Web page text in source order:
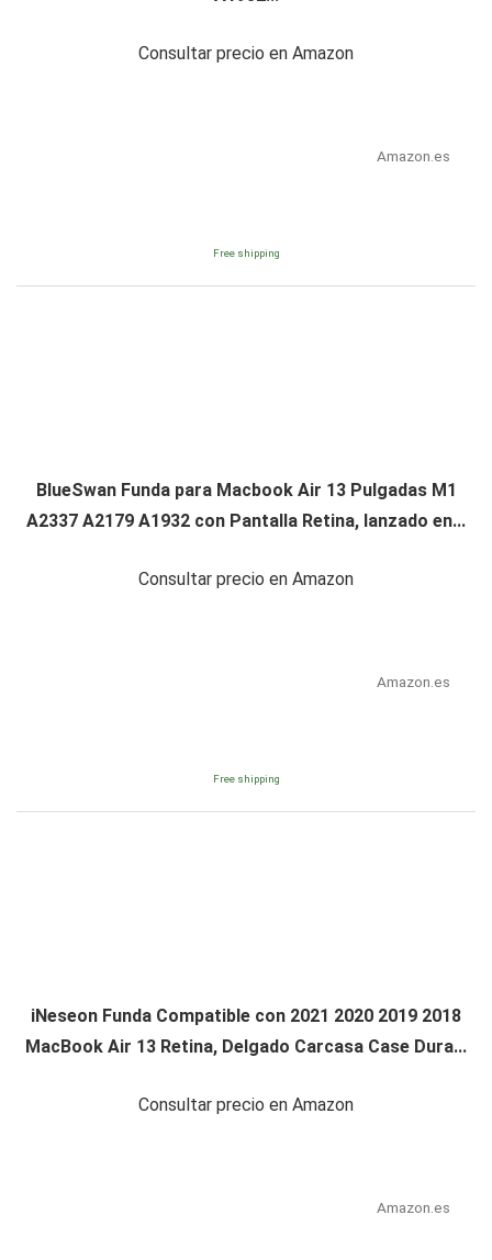
Consultar precio en Amazon
Amazon.es
Free shipping
BlueSwan Funda para Macbook Air 13 Pulgadas M1
A2337 A2179 A1932 con Pantalla Retina, lanzado en...
Consultar precio en Amazon
Amazon.es
Free shipping
iNeseon Funda Compatible con 2021 2020 2019 2018
MacBook Air 13 Retina, Delgado Carcasa Case Dura...
Consultar precio en Amazon
Amazon.es